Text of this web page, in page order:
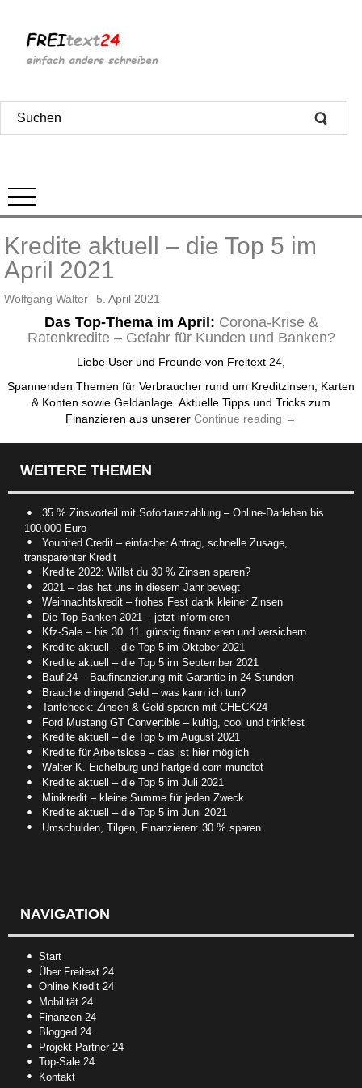
Kredite aktuell – die Top 5 im
April 2021
Wolfgang Walter 5. April 2021
Das Top-Thema im April: Corona-Krise &
Ratenkredite – Gefahr für Kunden und Banken?
Liebe User und Freunde von Freitext 24,
Spannenden Themen für Verbraucher rund um Kreditzinsen, Karten
& Konten sowie Geldanlage. Aktuelle Tipps und Tricks zum
Finanzieren aus unserer Continue reading →
WEITERE THEMEN
35 % Zinsvorteil mit Sofortauszahlung – Online-Darlehen bis
100.000 Euro
Younited Credit – einfacher Antrag, schnelle Zusage,
transparenter Kredit
Kredite 2022: Willst du 30 % Zinsen sparen?
2021 – das hat uns in diesem Jahr bewegt
Weihnachtskredit – frohes Fest dank kleiner Zinsen
Die Top-Banken 2021 – jetzt informieren
Kfz-Sale – bis 30. 11. günstig finanzieren und versichern
Kredite aktuell – die Top 5 im Oktober 2021
Kredite aktuell – die Top 5 im September 2021
Baufi24 – Baufinanzierung mit Garantie in 24 Stunden
Brauche dringend Geld – was kann ich tun?
Tarifcheck: Zinsen & Geld sparen mit CHECK24
Ford Mustang GT Convertible – kultig, cool und trinkfest
Kredite aktuell – die Top 5 im August 2021
Kredite für Arbeitslose – das ist hier möglich
Walter K. Eichelburg und hartgeld.com mundtot
Kredite aktuell – die Top 5 im Juli 2021
Minikredit – kleine Summe für jeden Zweck
Kredite aktuell – die Top 5 im Juni 2021
Umschulden, Tilgen, Finanzieren: 30 % sparen
NAVIGATION
Start
Über Freitext 24
Online Kredit 24
Mobilität 24
Finanzen 24
Blogged 24
Projekt-Partner 24
Top-Sale 24
Kontakt